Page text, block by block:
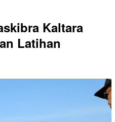
Kaltara
Latihan